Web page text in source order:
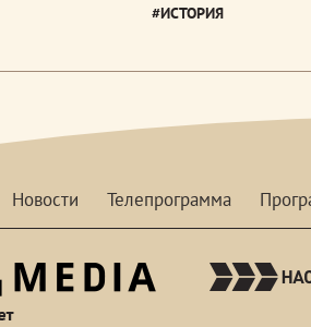
#ИСТОРИЯ
Новости Телепрограмма